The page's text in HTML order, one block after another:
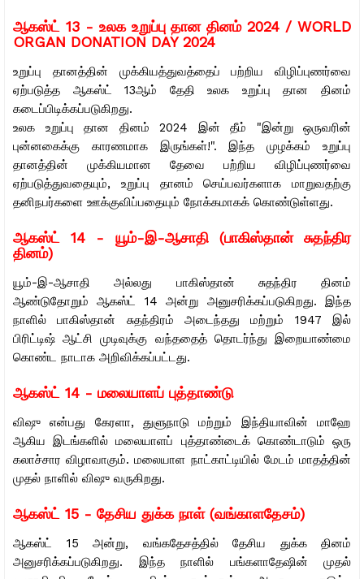
ஆகஸ்ட் 13 - உலக உறுப்பு தான தினம் 2024 / WORLD
ORGAN DONATION DAY 2024
உறுப்பு தானத்தின் முக்கியத்துவத்தைப் பற்றிய விழிப்புணர்வை
ஏற்படுத்த ஆகஸ்ட் 13ஆம் தேதி உலக உறுப்பு தான தினம்
கடைப்பிடிக்கப்படுகிறது.
உலக உறுப்பு தான தினம் 2024 இன் தீம் "இன்று ஒருவரின்
புன்னகைக்கு காரணமாக இருங்கள்!". இந்த முழக்கம் உறுப்பு
தானத்தின் முக்கியமான தேவை பற்றிய விழிப்புணர்வை
ஏற்படுத்துவதையும், உறுப்பு தானம் செய்பவர்களாக மாறுவதற்கு
தனிநபர்களை ஊக்குவிப்பதையும் நோக்கமாகக் கொண்டுள்ளது.
ஆகஸ்ட் 14 - யூம்-இ-ஆசாதி (பாகிஸ்தான் சுதந்திர
தினம்)
யூம்-இ-ஆசாதி அல்லது பாகிஸ்தான் சுதந்திர தினம்
ஆண்டுதோறும் ஆகஸ்ட் 14 அன்று அனுசரிக்கப்படுகிறது. இந்த
நாளில் பாகிஸ்தான் சுதந்திரம் அடைந்தது மற்றும் 1947 இல்
பிரிட்டிஷ் ஆட்சி முடிவுக்கு வந்ததைத் தொடர்ந்து இறையாண்மை
கொண்ட நாடாக அறிவிக்கப்பட்டது.
ஆகஸ்ட் 14 - மலையாளப் புத்தாண்டு
விஷு என்பது கேரளா, துளுநாடு மற்றும் இந்தியாவின் மாஹே
ஆகிய இடங்களில் மலையாளப் புத்தாண்டைக் கொண்டாடும் ஒரு
கலாச்சார விழாவாகும். மலையாள நாட்காட்டியில் மேடம் மாதத்தின்
முதல் நாளில் விஷு வருகிறது.
ஆகஸ்ட் 15 - தேசிய துக்க நாள் (வங்காளதேசம்)
ஆகஸ்ட் 15 அன்று, வங்கதேசத்தில் தேசிய துக்க தினம்
அனுசரிக்கப்படுகிறது. இந்த நாளில் பங்களாதேஷின் முதல்